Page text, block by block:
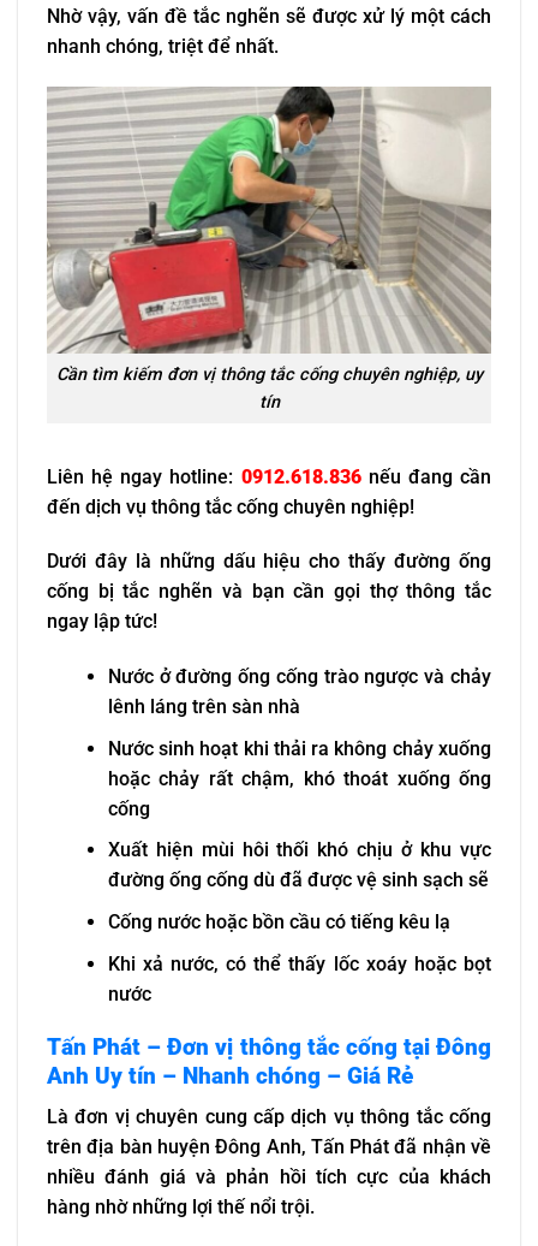
Nhờ vậy, vấn đề tắc nghẽn sẽ được xử lý một cách
nhanh chóng, triệt để nhất.
Cần tìm kiếm đơn vị thông tắc cống chuyên nghiệp, uy
tín
Liên hệ ngay hotline: 0912.618.836nếu đang cần
đến dịch vụ thông tắc cống chuyên nghiệp!
Dưới đây là những dấu hiệu cho thấy đường ống
cống bị tắc nghẽn và bạn cần gọi thợ thông tắc
ngay lập tức!
Nước ở đường ống cống trào ngược và chảy
lênh láng trên sàn nhà
Nước sinh hoạt khi thải ra không chảy xuống
hoặc chảy rất chậm, khó thoát xuống ống
cống
Xuất hiện mùi hôi thối khó chịu ở khu vực
đường ống cống dù đã được vệ sinh sạch sẽ
Cống nước hoặc bồn cầu có tiếng kêu lạ
Khi xả nước, có thể thấy lốc xoáy hoặc bọt
nước
Tấn Phát – Đơn vị thông tắc cống tại Đông
Anh Uy tín – Nhanh chóng – Giá Rẻ
Là đơn vị chuyên cung cấp dịch vụ thông tắc cống
trên địa bàn huyện Đông Anh, Tấn Phát đã nhận về
nhiều đánh giá và phản hồi tích cực của khách
hàng nhờ những lợi thế nổi trội.